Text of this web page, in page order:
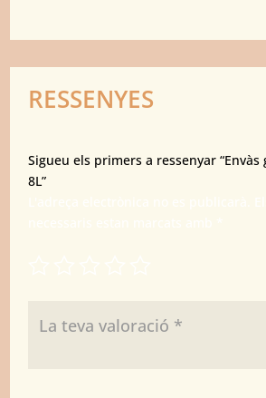
RESSENYES
Sigueu els primers a ressenyar “Envàs
8L”